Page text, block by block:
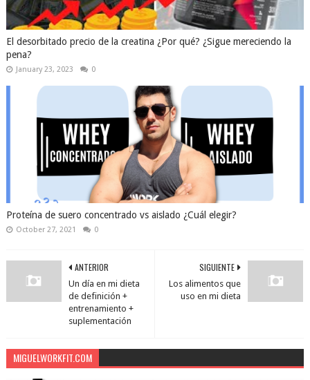
El desorbitado precio de la creatina ¿Por qué? ¿Sigue mereciendo la
pena?
January 23, 2023 0
Proteína de suero concentrado vs aislado ¿Cuál elegir?
October 27, 2021 0
SIGUIENTE
Los alimentos que
uso en mi dieta
ANTERIOR
Un día en mi dieta
de definición +
entrenamiento +
suplementación
MIGUELWORKFIT.COM